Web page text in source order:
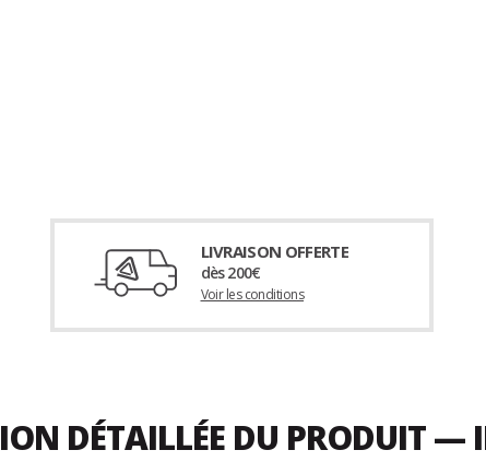
LIVRAISON OFFERTE
dès 200€
Voir les conditions
DÉTAILLÉE DU PRODUIT